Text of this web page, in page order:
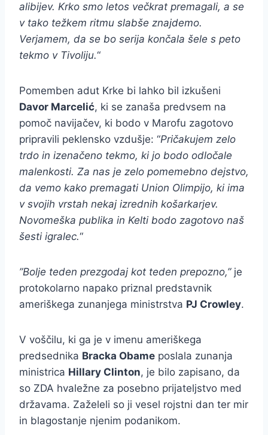
alibijev. Krko smo letos večkrat premagali, a se
v tako težkem ritmu slabše znajdemo.
Verjamem, da se bo serija končala šele s peto
tekmo v Tivoliju.“
Pomemben adut Krke bi lahko bil izkušeni
Davor Marcelić, ki se zanaša predvsem na
pomoč navijačev, ki bodo v Marofu zagotovo
pripravili peklensko vzdušje: “Pričakujem zelo
trdo in izenačeno tekmo, ki jo bodo odločale
malenkosti. Za nas je zelo pomemebno dejstvo,
da vemo kako premagati Union Olimpijo, ki ima
v svojih vrstah nekaj izrednih košarkarjev.
Novomeška publika in Kelti bodo zagotovo naš
šesti igralec.“
”Bolje teden prezgodaj kot teden prepozno,”je
protokolarno napako priznal predstavnik
ameriškega zunanjega ministrstva PJ Crowley.
V voščilu, ki ga je v imenu ameriškega
predsednika Bracka Obame poslala zunanja
ministrica Hillary Clinton, je bilo zapisano, da
so ZDA hvaležne za posebno prijateljstvo med
državama. Zaželeli so ji vesel rojstni dan ter mir
in blagostanje njenim podanikom.